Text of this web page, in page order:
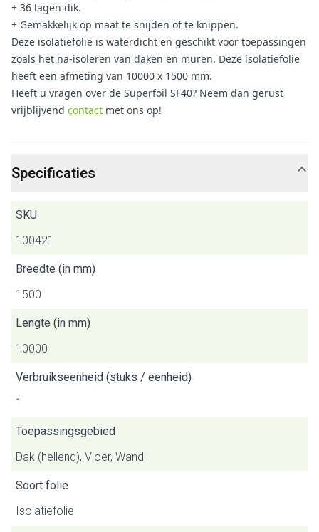
+ 36 lagen dik.
+ Gemakkelijk op maat te snijden of te knippen.
Deze isolatiefolie is waterdicht en geschikt voor toepassingen
zoals het na-isoleren van daken en muren. Deze isolatiefolie
heeft een afmeting van 10000 x 1500 mm.
Heeft u vragen over de Superfoil SF40? Neem dan gerust
vrijblijvend contact met ons op!
Specificaties
SKU
100421
Breedte (in mm)
1500
Lengte (in mm)
10000
Verbruikseenheid (stuks / eenheid)
1
Toepassingsgebied
Dak (hellend), Vloer, Wand
Soort folie
Isolatiefolie